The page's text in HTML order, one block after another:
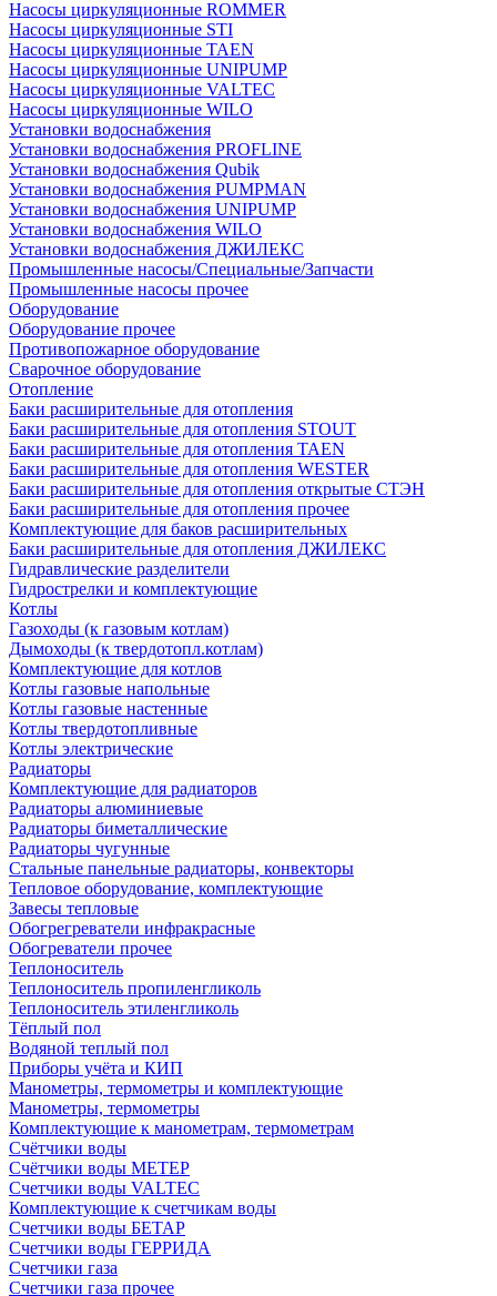
Насосы циркуляционные ROMMER
Насосы циркуляционные STI
Насосы циркуляционные TAEN
Насосы циркуляционные UNIPUMP
Насосы циркуляционные VALTEC
Насосы циркуляционные WILO
Установки водоснабжения
Установки водоснабжения PROFLINE
Установки водоснабжения Qubik
Установки водоснабжения PUMPMAN
Установки водоснабжения UNIPUMP
Установки водоснабжения WILO
Установки водоснабжения ДЖИЛЕКС
Промышленные насосы/Специальные/Запчасти
Промышленные насосы прочее
Оборудование
Оборудование прочее
Противопожарное оборудование
Сварочное оборудование
Отопление
Баки расширительные для отопления
Баки расширительные для отопления STOUT
Баки расширительные для отопления TAEN
Баки расширительные для отопления WESTER
Баки расширительные для отопления открытые СТЭН
Баки расширительные для отопления прочее
Комплектующие для баков расширительных
Баки расширительные для отопления ДЖИЛЕКС
Гидравлические разделители
Гидрострелки и комплектующие
Котлы
Газоходы (к газовым котлам)
Дымоходы (к твердотопл.котлам)
Комплектующие для котлов
Котлы газовые напольные
Котлы газовые настенные
Котлы твердотопливные
Котлы электрические
Радиаторы
Комплектующие для радиаторов
Радиаторы алюминиевые
Радиаторы биметаллические
Радиаторы чугунные
Стальные панельные радиаторы, конвекторы
Тепловое оборудование, комплектующие
Завесы тепловые
Обогрегреватели инфракрасные
Обогреватели прочее
Теплоноситель
Теплоноситель пропиленгликоль
Теплоноситель этиленгликоль
Тёплый пол
Водяной теплый пол
Приборы учёта и КИП
Манометры, термометры и комплектующие
Манометры, термометры
Комплектующие к манометрам, термометрам
Счётчики воды
Счётчики воды МЕТЕР
Счетчики воды VALTEC
Комплектующие к счетчикам воды
Счетчики воды БЕТАР
Счетчики воды ГЕРРИДА
Счетчики газа
Счетчики газа прочее